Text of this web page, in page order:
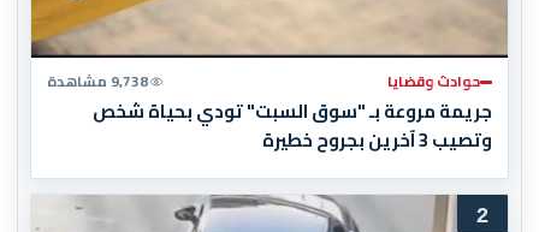
حوادث وقضايا 9,738 مشاهدة
جريمة مروعة بـ "سوق السبت" تودي بحياة شخص
وتصيب 3 آخرين بجروح خطيرة
2